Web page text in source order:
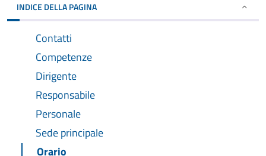
INDICE DELLA PAGINA
Contatti
Competenze
Dirigente
Responsabile
Personale
Sede principale
Orario